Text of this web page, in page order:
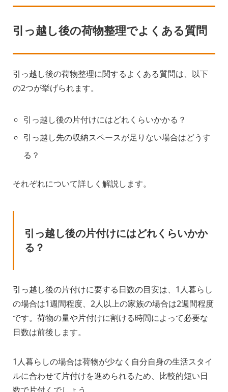
引っ越し後の荷物整理でよくある質問
引っ越し後の荷物整理に関するよくある質問は、以下
の2つが挙げられます。
引っ越し後の片付けにはどれくらいかかる？
引っ越し先の収納スペースが足りない場合はどうす
る？
それぞれについて詳しく解説します。
引っ越し後の片付けにはどれくらいかか
る？
引っ越し後の片付けに要する日数の目安は、1人暮らし
の場合は1週間程度、2人以上の家族の場合は2週間程度
です。荷物の量や片付けに割ける時間によって必要な
日数は前後します。
1人暮らしの場合は荷物が少なく自分自身の生活スタイ
ルに合わせて片付けを進められるため、比較的短い日